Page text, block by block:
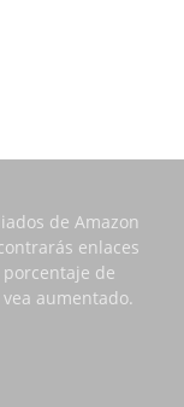
de Amazon
enlaces
de
aumentado.